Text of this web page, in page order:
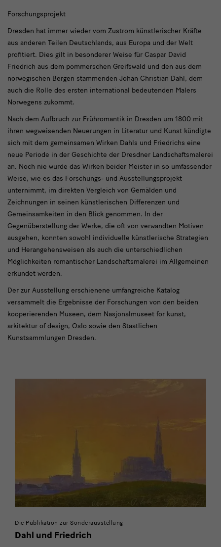
text5
Forschungsprojekt
Dresden hat immer wieder vom Zustrom künstlerischer Kräfte
aus anderen Teilen Deutschlands, aus Europa und der Welt
profitiert. Dies gilt in besonderer Weise für Caspar David
Friedrich aus dem pommerschen Greifswald und den aus dem
norwegischen Bergen stammenden Johan Christian Dahl, dem
auch die Rolle des ersten international bedeutenden Malers
Norwegens zukommt.
Nach dem Aufbruch zur Frühromantik in Dresden um 1800 mit
ihren wegweisenden Neuerungen in Literatur und Kunst kündigte
sich mit dem gemeinsamen Wirken Dahls und Friedrichs eine
neue Periode in der Geschichte der Dresdner Landschaftsmalerei
an. Noch nie wurde das Wirken beider Meister in so umfassender
Weise, wie es das Forschungs- und Ausstellungsprojekt
unternimmt, im direkten Vergleich von Gemälden und
Zeichnungen in seinen künstlerischen Differenzen und
Gemeinsamkeiten in den Blick genommen. In der
Gegenüberstellung der Werke, die oft von verwandten Motiven
ausgehen, konnten sowohl individuelle künstlerische Strategien
und Herangehensweisen als auch die unterschiedlichen
Möglichkeiten romantischer Landschaftsmalerei im Allgemeinen
erkundet werden.
Der zur Ausstellung erschienene umfangreiche Katalog
versammelt die Ergebnisse der Forschungen von den beiden
kooperierenden Museen, dem Nasjonalmuseet for kunst,
arkitektur of design, Oslo sowie den Staatlichen
Kunstsammlungen Dresden.
Die Publikation zur Sonderausstellung
Dahl und Friedrich